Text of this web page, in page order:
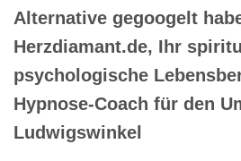
Alternative gegoogelt
Herzdiamant.de, Ihr
psychologische
Hypnose-Coach für den
Ludwigswinkel